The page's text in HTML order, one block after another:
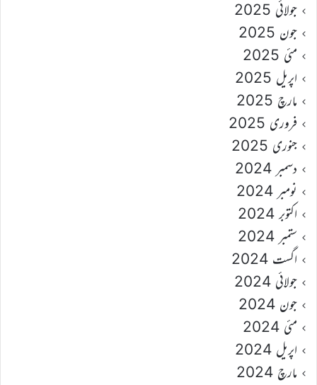
جولائی 2025
جون 2025
مئی 2025
اپریل 2025
مارچ 2025
فروری 2025
جنوری 2025
دسمبر 2024
نومبر 2024
اکتوبر 2024
ستمبر 2024
اگست 2024
جولائی 2024
جون 2024
مئی 2024
اپریل 2024
مارچ 2024